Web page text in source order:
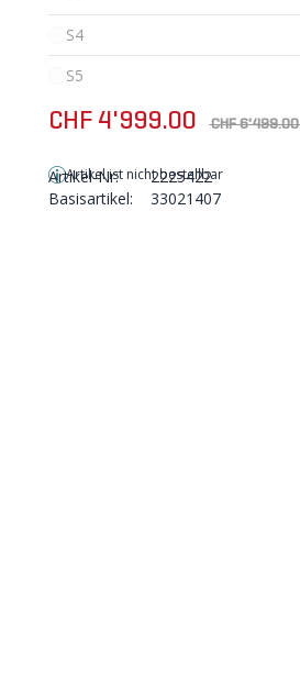
S4
S5
CHF 4'999.00 CHF 6'499.00
Artikel ist nicht bestellbar
Artikel-Nr:
2225422
Basisartikel:
33021407